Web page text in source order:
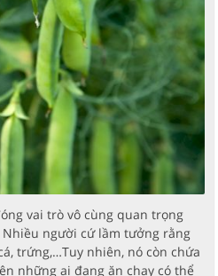
vai trò vô cùng quan trọng
người cứ lầm tưởng rằng
trứng,…Tuy nhiên, nó còn chứa
những ai đang ăn chay có thể